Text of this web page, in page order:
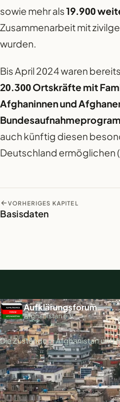
sowie mehr als19.900
Zusammenarbeit mit
wurden.
Bis April 2024 waren bereits
20.300 Ortskräfte mit
Afghaninnen und
auch künftig diesen
Deutschland ermöglichen
VORHERIGES KAPITEL
Basisdaten
Aufklärungsforum
Afghanistan e.V.
Die Zustände in Afghanistan und